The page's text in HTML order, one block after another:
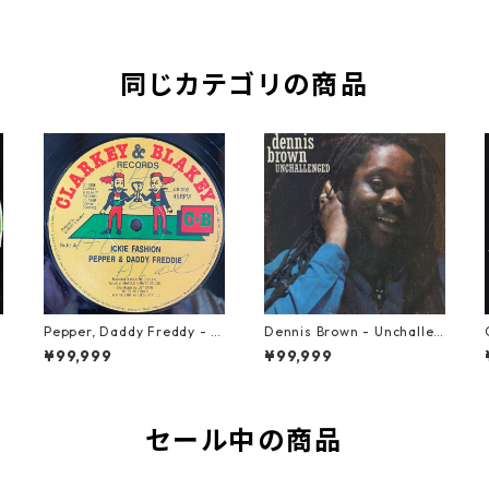
同じカテゴリの商品
Pepper, Daddy Freddy - Ic
kie Fashion【12-50044】
¥99,999
Dennis Brown - Unchallen
ged【LP-70046】
¥99,999
セール中の商品